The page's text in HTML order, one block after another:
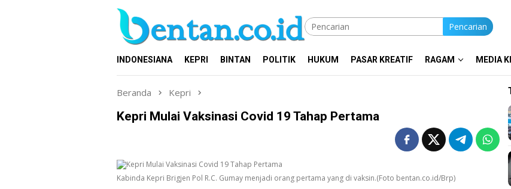
Pencarian
INDONESIANA KEPRI BINTAN POLITIK HUKUM PASAR KREATIF RAGAM MEDIA
Beranda Kepri
Kepri Mulai Vaksinasi Covid 19 Tahap Pertama
Kabinda Kepri Brigjen Pol R.C. Gumay menjadi orang pertama yang di vaksin.(Foto bentan.co.id/Brp)